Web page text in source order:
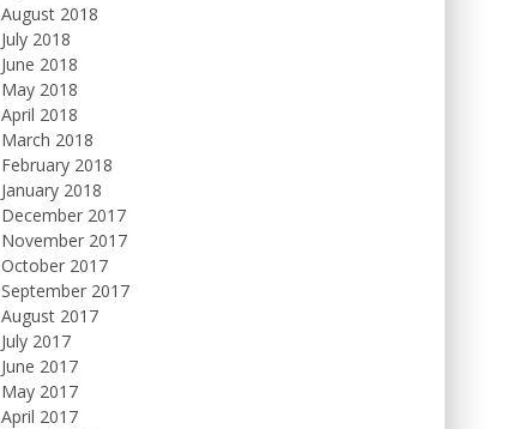
August 2018
July 2018
June 2018
May 2018
April 2018
March 2018
February 2018
January 2018
December 2017
November 2017
October 2017
September 2017
August 2017
July 2017
June 2017
May 2017
April 2017